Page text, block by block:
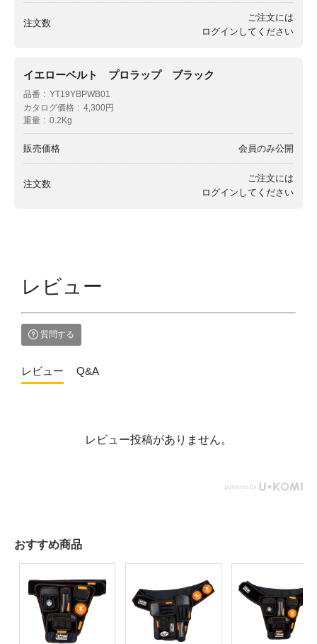
注文数
ご注文には
ログイン してください
イエローベルト プロラップ ブラック
品番
YT19YBPWB01
カタログ価格
4,300円
重量
0.2Kg
販売価格 会員のみ公開
注文数
ご注文には
ログイン してください
レビュー
質問する
レビュー Q&A
レビュー投稿がありません。
おすすめ商品